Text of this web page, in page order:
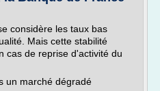
considère les taux bas
Mais cette stabilité
cas de reprise d'activité du
un marché dégradé